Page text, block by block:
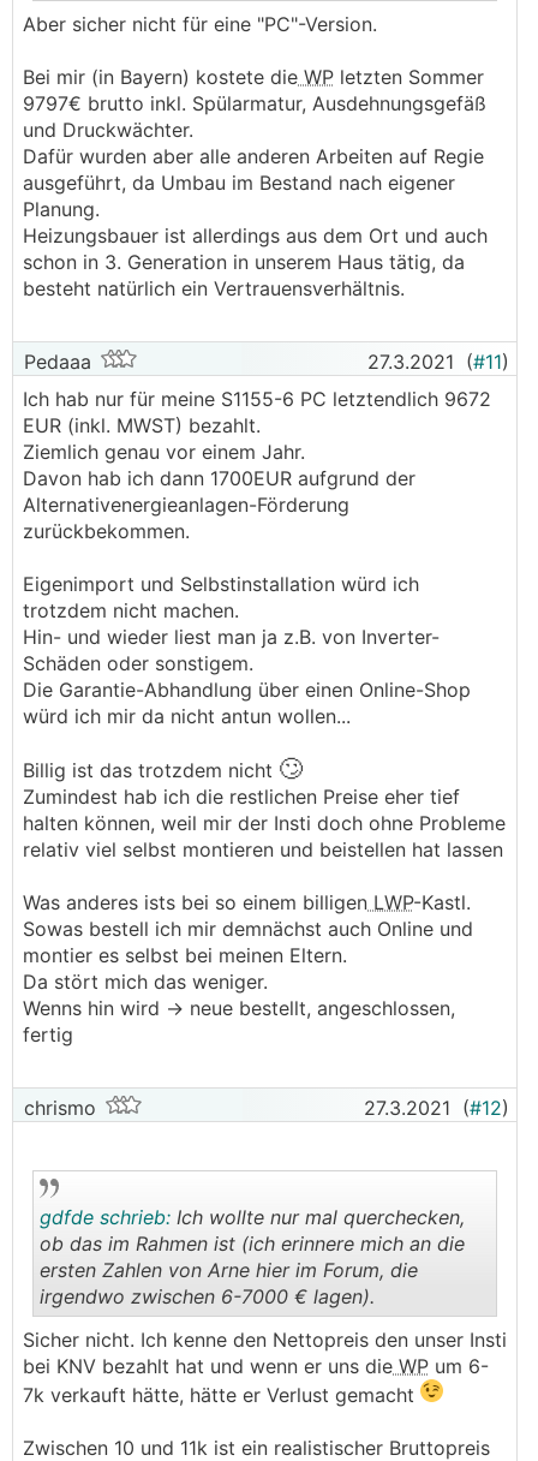
..
Aber sicher nicht für eine "PC"-Version.
Bei mir (in Bayern) kostete die WP letzten Sommer
9797€ brutto inkl. Spülarmatur, Ausdehnungsgefäß
und Druckwächter.
Dafür wurden aber alle anderen Arbeiten auf Regie
ausgeführt, da Umbau im Bestand nach eigener
Planung.
Heizungsbauer ist allerdings aus dem Ort und auch
schon in 3. Generation in unserem Haus tätig, da
besteht natürlich ein Vertrauensverhältnis.
Pedaaa 27.3.2021 (#11)
Ich hab nur für meine S1155-6 PC letztendlich 9672
EUR (inkl. MWST) bezahlt.
Ziemlich genau vor einem Jahr.
Davon hab ich dann 1700EUR aufgrund der
Alternativenergieanlagen-Förderung
zurückbekommen.
Eigenimport und Selbstinstallation würd ich
trotzdem nicht machen.
Hin- und wieder liest man ja z.B. von Inverter-
Schäden oder sonstigem.
Die Garantie-Abhandlung über einen Online-Shop
würd ich mir da nicht antun wollen...
Billig ist das trotzdem nicht 🙄
Zumindest hab ich die restlichen Preise eher tief
halten können, weil mir der Insti doch ohne Probleme
relativ viel selbst montieren und beistellen hat lassen
Was anderes ists bei so einem billigen LWP-Kastl.
Sowas bestell ich mir demnächst auch Online und
montier es selbst bei meinen Eltern.
Da stört mich das weniger.
Wenns hin wird -> neue bestellt, angeschlossen,
fertig
chrismo 27.3.2021 (#12)
..
gdfde schrieb: Ich wollte nur mal querchecken,
ob das im Rahmen ist (ich erinnere mich an die
ersten Zahlen von Arne hier im Forum, die
irgendwo zwischen 6-7000 € lagen).
Sicher nicht. Ich kenne den Nettopreis den unser Insti
bei KNV bezahlt hat und wenn er uns die WP um 6-
7k verkauft hätte, hätte er Verlust gemacht
Zwischen 10 und 11k ist ein realistischer Bruttopreis